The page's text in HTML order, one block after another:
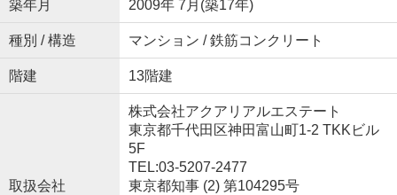
築年月 2009年 7月(築17年)
種別 / 構造 マンション / 鉄筋コンクリート
階建 13階建
取扱会社
株式会社アクアリアルエステート
東京都千代田区神田富山町1-2 TKKビル
5F
TEL:03-5207-2477
東京都知事 (2) 第104295号